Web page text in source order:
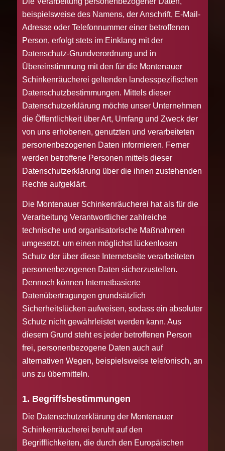
beispielsweise des Namens, der Anschrift, E-Mail-
Adresse oder Telefonnummer einer betroffenen
Person, erfolgt stets im Einklang mit der
Datenschutz-Grundverordnung und in
Übereinstimmung mit den für die Montenauer
Schinkenräucherei geltenden landesspezifischen
Datenschutzbestimmungen. Mittels dieser
Datenschutzerklärung möchte unser Unternehmen
die Öffentlichkeit über Art, Umfang und Zweck der
von uns erhobenen, genutzten und verarbeiteten
personenbezogenen Daten informieren. Ferner
werden betroffene Personen mittels dieser
Datenschutzerklärung über die ihnen zustehenden
Rechte aufgeklärt.
Die Montenauer Schinkenräucherei hat als für die
Verarbeitung Verantwortlicher zahlreiche
technische und organisatorische Maßnahmen
umgesetzt, um einen möglichst lückenlosen
Schutz der über diese Internetseite verarbeiteten
personenbezogenen Daten sicherzustellen.
Dennoch können Internetbasierte
Datenübertragungen grundsätzlich
Sicherheitslücken aufweisen, sodass ein absoluter
Schutz nicht gewährleistet werden kann. Aus
diesem Grund steht es jeder betroffenen Person
frei, personenbezogene Daten auch auf
alternativen Wegen, beispielsweise telefonisch, an
uns zu übermitteln.
1. Begriffsbestimmungen
Die Datenschutzerklärung der Montenauer
Schinkenräucherei beruht auf den
Begrifflichkeiten, die durch den Europäischen